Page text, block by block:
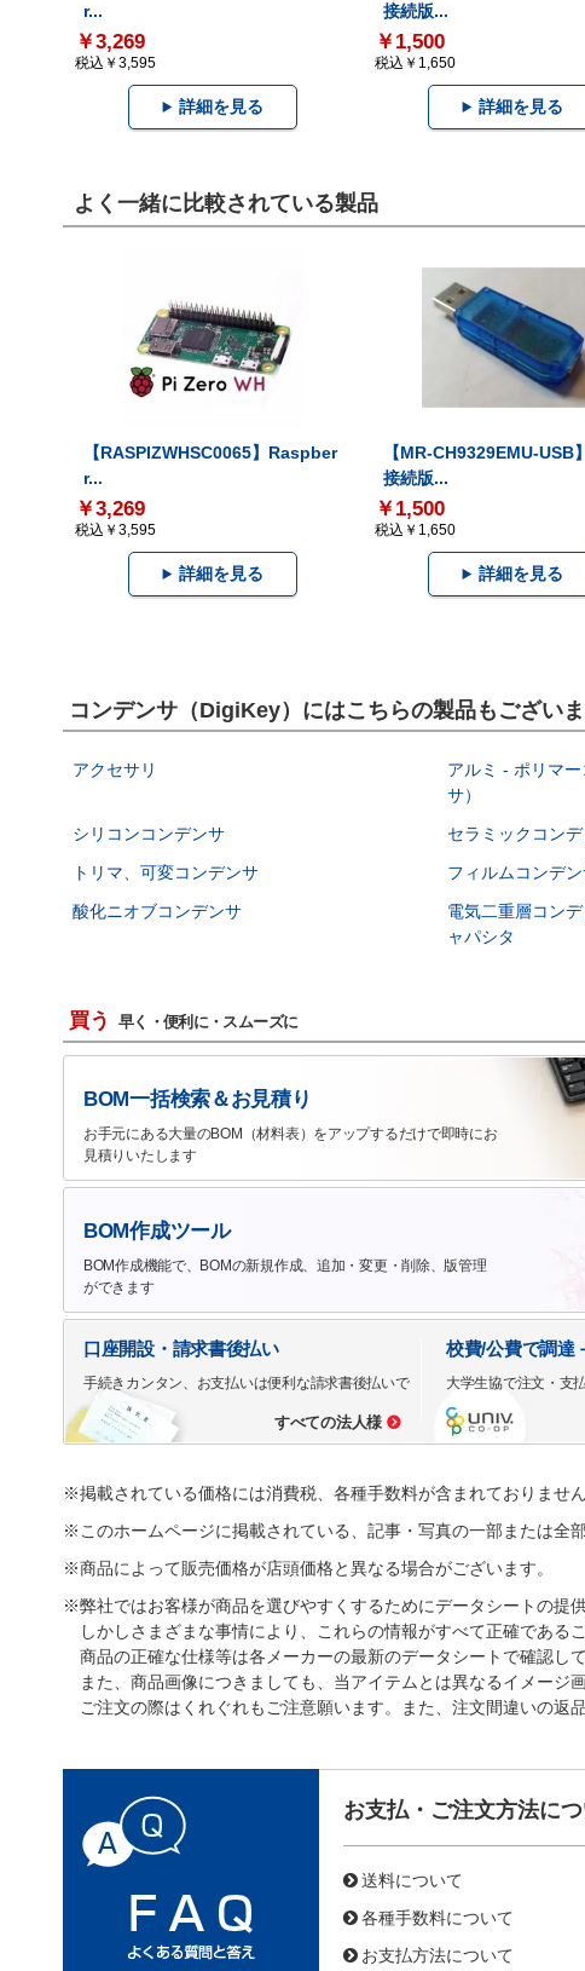
r...
￥3,269
税込￥3,595
詳細を見る
接続版...
￥1,500
税込￥1,650
詳細を見る
よく一緒に比較されている製品
【RASPIZWHSC0065】Raspber
r...
￥3,269
税込￥3,595
詳細を見る
【MR-CH9329EMU-USB
接続版...
￥1,500
税込￥1,650
詳細を見る
コンデンサ（DigiKey）にはこちらの製品もございま
アクセサリ
アルミ - ポリマ
サ）
シリコンコンデンサ セラミックコン
トリマ、可変コンデンサ
フィルムコンデ
酸化ニオブコンデンサ
電気二重層コン
ャパシタ
買う 早く・便利に・スムーズに
BOM一括検索＆お見積り
お手元にある大量のBOM（材料表）をアップするだけで即時にお
見積りいたします
BOM作成ツール
BOM作成機能で、BOMの新規作成、追加・変更・削除、版管理
ができます
口座開設・請求書後払い
手続きカンタン、お支払いは便利な請求書後払いで
すべての法人様
校費/公費で調達
大学生協で注文・支
※掲載されている価格には消費税、各種手数料が含まれておりませ
※このホームページに掲載されている、記事・写真の一部または全
※商品によって販売価格が店頭価格と異なる場合がございます。
※弊社ではお客様が商品を選びやすくするためにデータシートの提
しかしさまざまな事情により、これらの情報がすべて正確である
商品の正確な仕様等は各メーカーの最新のデータシートで確認し
また、商品画像につきましても、当アイテムとは異なるイメージ
ご注文の際はくれぐれもご注意願います。また、注文間違いの返
お支払・ご注文方法に
送料について
各種手数料について
お支払方法について